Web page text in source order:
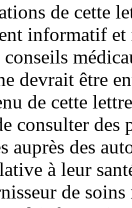
de cette
informatif et
conseils
devrait être
de cette
consulter des
auprès des
à leur
de